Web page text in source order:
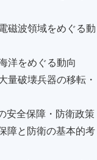
磁波領域をめぐる動
洋をめぐる動向
破壊兵器の移転・
全保障・防衛政策
障と防衛の基本的考